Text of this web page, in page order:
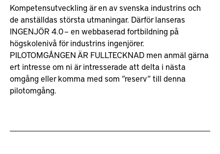
Kompetensutveckling är en av svenska industrins och
de anställdas största utmaningar. Därför lanseras
INGENJÖR 4.0 – en webbaserad fortbildning på
högskolenivå för industrins ingenjörer.
PILOTOMGÅNGEN ÄR FULLTECKNAD men anmäl gärna
ert intresse om ni är intresserade att delta i nästa
omgång eller komma med som ”reserv” till denna
pilotomgång.